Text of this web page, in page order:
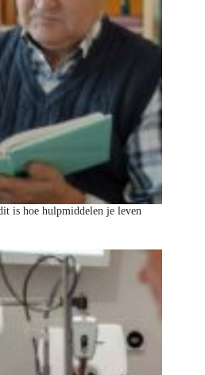
is hoe hulpmiddelen je leven